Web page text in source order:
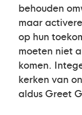
behouden
maar
op hun
moeten niet
komen.
kerken van
aldus Greet